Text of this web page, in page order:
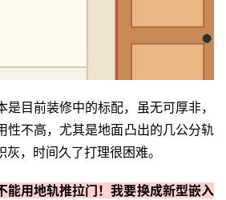
是目前装修中的标配，虽无可厚非，
性不高，尤其是地面凸出的几公分轨
，时间久了打理很困难。
能用地轨推拉门！我要换成新型嵌入